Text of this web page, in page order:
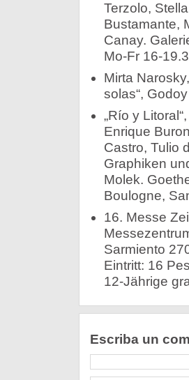
Terzolo,
Bustamante,
Canay.
Mo-Fr 16-
Mirta
solas“,
„Río y
Enrique
Castro, Tulio
Graphiken
Molek.
Boulogne,
16. Messe
Sarmiento
Eintritt: 16
12-Jährige
Escriba un